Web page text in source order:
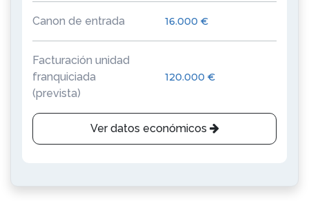
Canon de entrada 16.000 €
Facturación unidad
franquiciada
(prevista)
120.000 €
Ver datos económicos